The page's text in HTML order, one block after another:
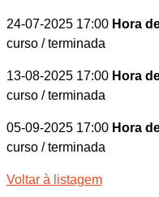
24-07-2025 17:00 Hora
curso / terminada
13-08-2025 17:00 Hora
curso / terminada
05-09-2025 17:00 Hora
curso / terminada
Voltar à listagem